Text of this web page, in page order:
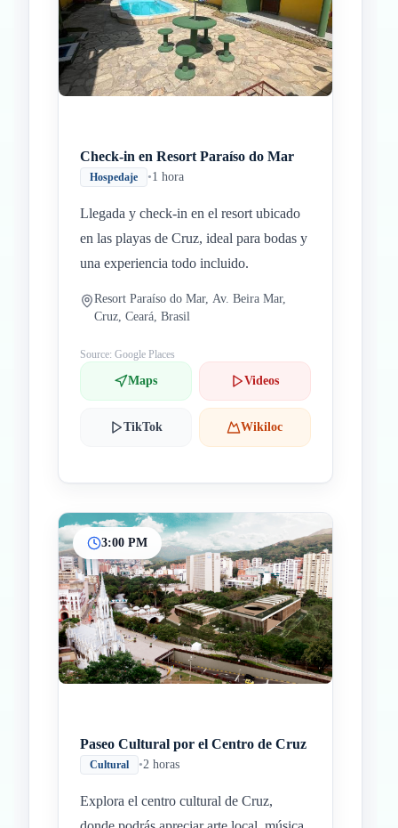
Check-in en Resort Paraíso do Mar
Hospedaje •1 hora
Llegada y check-in en el resort ubicado
en las playas de Cruz, ideal para bodas y
una experiencia todo incluido.
Resort Paraíso do Mar, Av. Beira Mar,
Cruz, Ceará, Brasil
Source: Google Places
Maps Videos
TikTok Wikiloc
3:00 PM
Paseo Cultural por el Centro de Cruz
Cultural •2 horas
Explora el centro cultural de Cruz,